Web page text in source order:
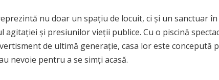
nu doar un spațiu de locuit, ci și un sanctuar în
agitației și presiunilor vieții publice. Cu o piscină
de ultimă generație, casa lor este concepută
nevoie pentru a se simți acasă.